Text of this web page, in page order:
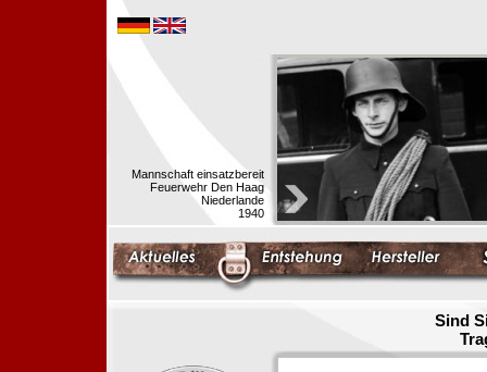
Mannschaft einsatzbereit
Feuerwehr Den Haag
Niederlande
1940
Sind